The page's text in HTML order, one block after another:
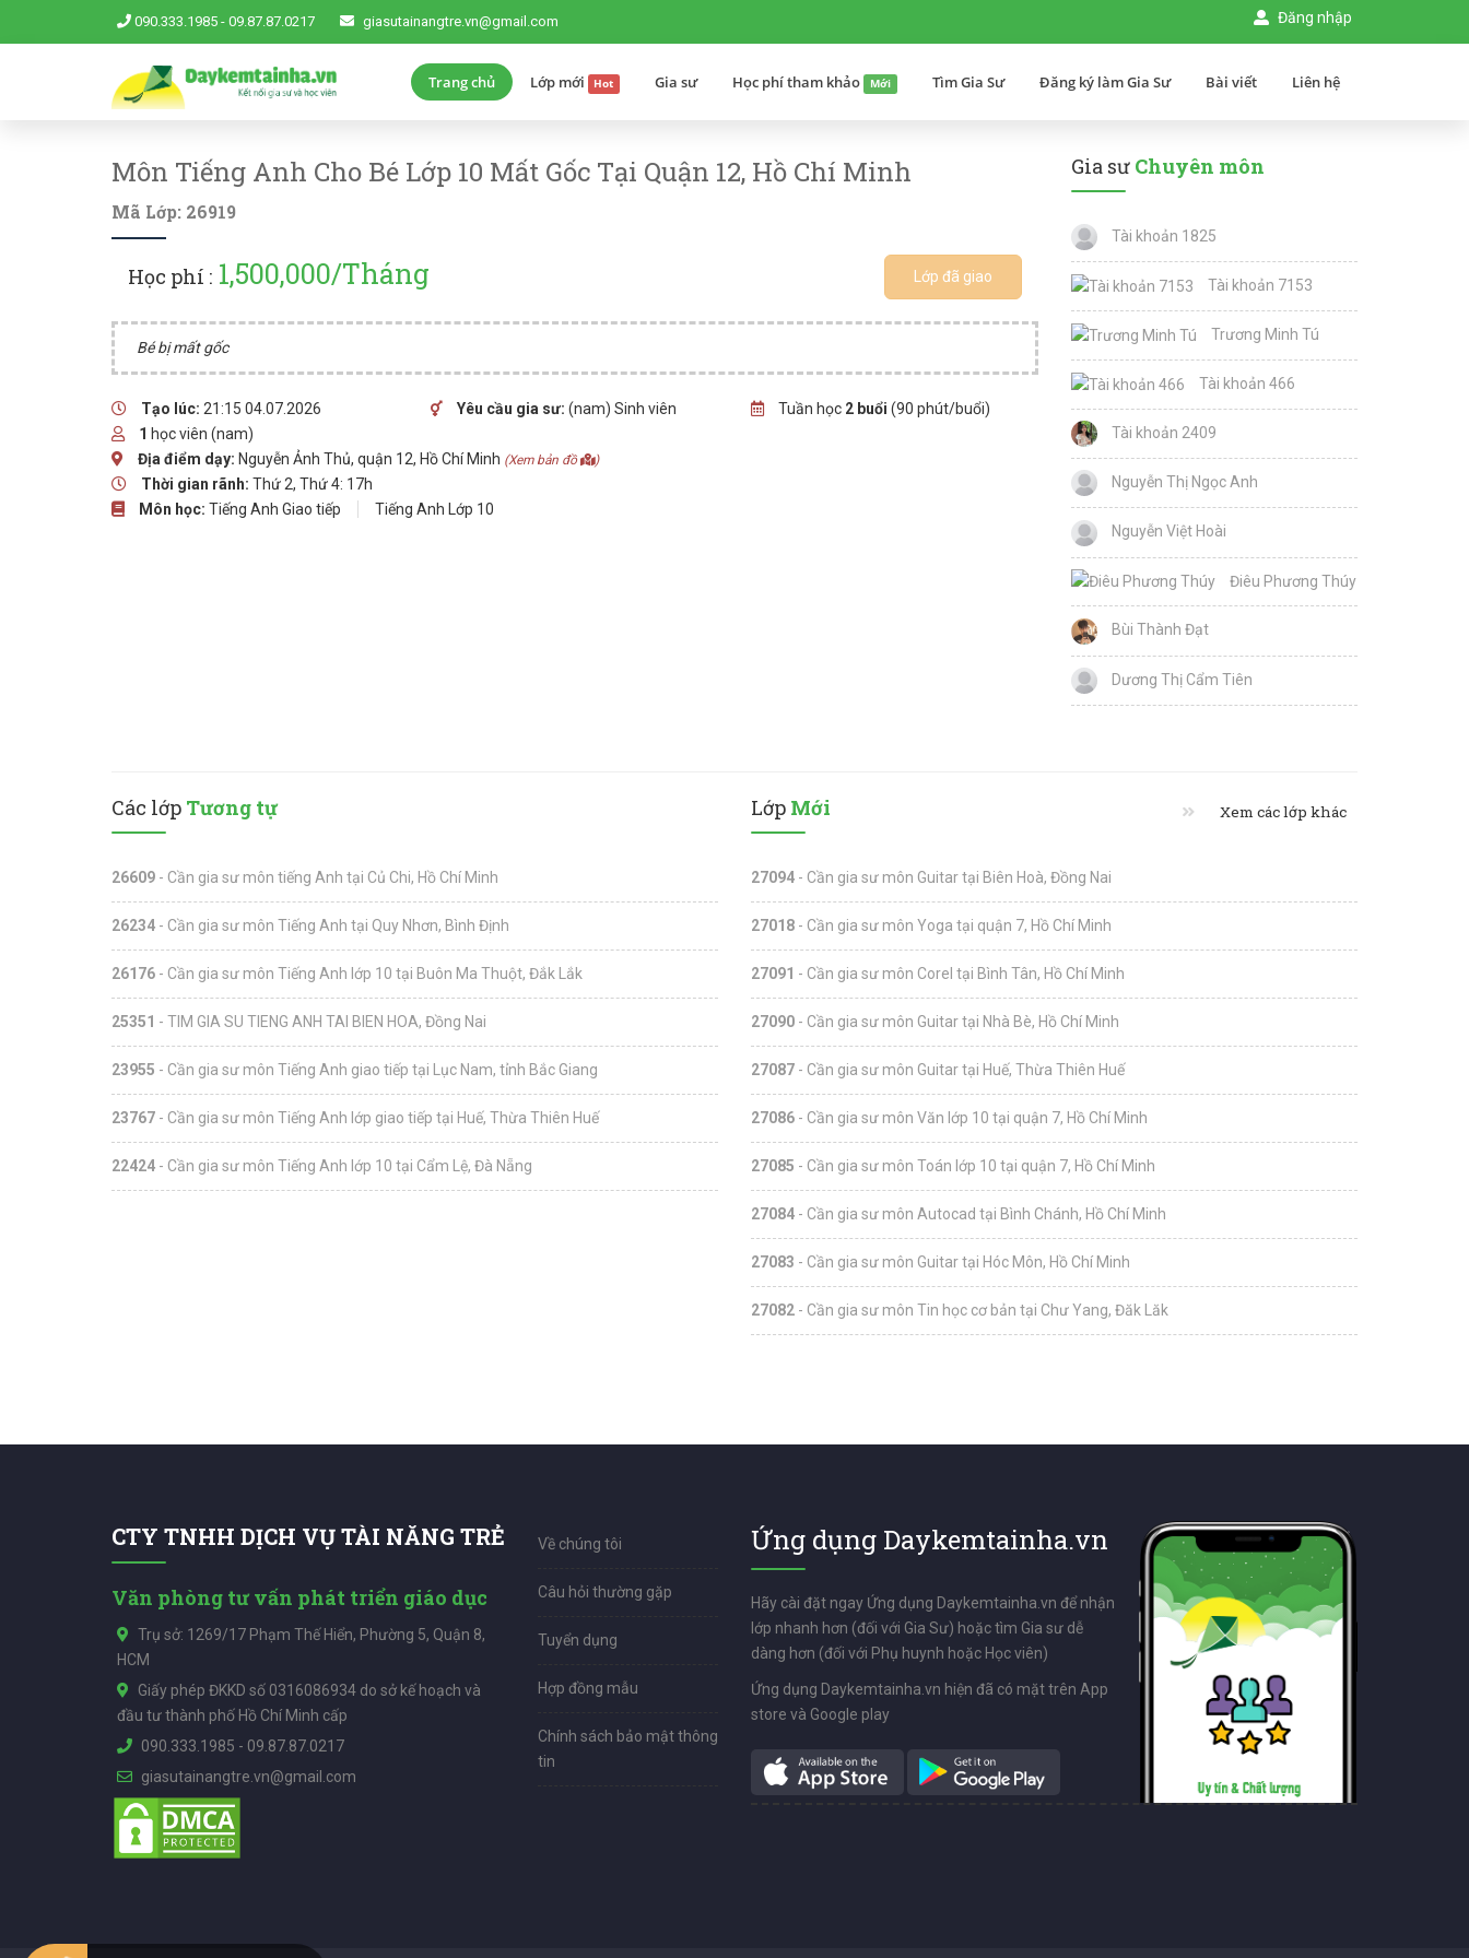
090.333.1985 - 09.87.87.0217 giasutainangtre.vn@gmail.com Đăng nhập
Trang chủ Lớp mới Hot Gia sư Học phí tham khảo Mới Tìm Gia Sư Đăng ký làm Gia Sư Bài viết Liên hệ
Môn Tiếng Anh Cho Bé Lớp 10 Mất Gốc Tại Quận 12, Hồ Chí Minh
Mã Lớp: 26919
Học phí : 1,500,000/Tháng Lớp đã giao
Bé bị mất gốc
Tạo lúc: 21:15 04.07.2026 Yêu cầu gia sư: (nam) Sinh viên Tuần học 2 buổi (90 phút/buổi)
1 học viên (nam)
Địa điểm dạy: Nguyễn Ảnh Thủ, quận 12, Hồ Chí Minh (Xem bản đồ )
Thời gian rãnh: Thứ 2, Thứ 4: 17h
Môn học: Tiếng Anh Giao tiếp Tiếng Anh Lớp 10
Gia sư Chuyên môn
Tài khoản 1825
Tài khoản 7153
Trương Minh Tú
Tài khoản 466
Tài khoản 2409
Nguyễn Thị Ngọc Anh
Nguyễn Việt Hoài
Điêu Phương Thúy
Bùi Thành Đạt
Dương Thị Cẩm Tiên
Các lớp Tương tự
26609 - Cần gia sư môn tiếng Anh tại Củ Chi, Hồ Chí Minh
26234 - Cần gia sư môn Tiếng Anh tại Quy Nhơn, Bình Định
26176 - Cần gia sư môn Tiếng Anh lớp 10 tại Buôn Ma Thuột, Đắk Lắk
25351 - TIM GIA SU TIENG ANH TAI BIEN HOA, Đồng Nai
23955 - Cần gia sư môn Tiếng Anh giao tiếp tại Lục Nam, tỉnh Bắc Giang
23767 - Cần gia sư môn Tiếng Anh lớp giao tiếp tại Huế, Thừa Thiên Huế
22424 - Cần gia sư môn Tiếng Anh lớp 10 tại Cẩm Lệ, Đà Nẵng
Lớp Mới Xem các lớp khác
27094 - Cần gia sư môn Guitar tại Biên Hoà, Đồng Nai
27018 - Cần gia sư môn Yoga tại quận 7, Hồ Chí Minh
27091 - Cần gia sư môn Corel tại Bình Tân, Hồ Chí Minh
27090 - Cần gia sư môn Guitar tại Nhà Bè, Hồ Chí Minh
27087 - Cần gia sư môn Guitar tại Huế, Thừa Thiên Huế
27086 - Cần gia sư môn Văn lớp 10 tại quận 7, Hồ Chí Minh
27085 - Cần gia sư môn Toán lớp 10 tại quận 7, Hồ Chí Minh
27084 - Cần gia sư môn Autocad tại Bình Chánh, Hồ Chí Minh
27083 - Cần gia sư môn Guitar tại Hóc Môn, Hồ Chí Minh
27082 - Cần gia sư môn Tin học cơ bản tại Chư Yang, Đăk Lăk
CTY TNHH DỊCH VỤ TÀI NĂNG TRẺ
Văn phòng tư vấn phát triển giáo dục
Trụ sở: 1269/17 Phạm Thế Hiển, Phường 5, Quận 8,
HCM
Giấy phép ĐKKD số 0316086934 do sở kế hoạch và
đầu tư thành phố Hồ Chí Minh cấp
090.333.1985 - 09.87.87.0217
giasutainangtre.vn@gmail.com
Về chúng tôi
Câu hỏi thường gặp
Tuyển dụng
Hợp đồng mẫu
Chính sách bảo mật thông
tin
Ứng dụng Daykemtainha.vn
Hãy cài đặt ngay Ứng dụng Daykemtainha.vn để nhận
lớp nhanh hơn (đối với Gia Sư) hoặc tìm Gia sư dễ
dàng hơn (đối với Phụ huynh hoặc Học viên)
Ứng dụng Daykemtainha.vn hiện đã có mặt trên App
store và Google play